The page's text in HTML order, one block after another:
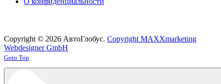
Copyright © 2026 АвтоГлобус. Copyright MAXXmarketing
Webdesigner GmbH
Joomla! 3 Templates
Goto Top